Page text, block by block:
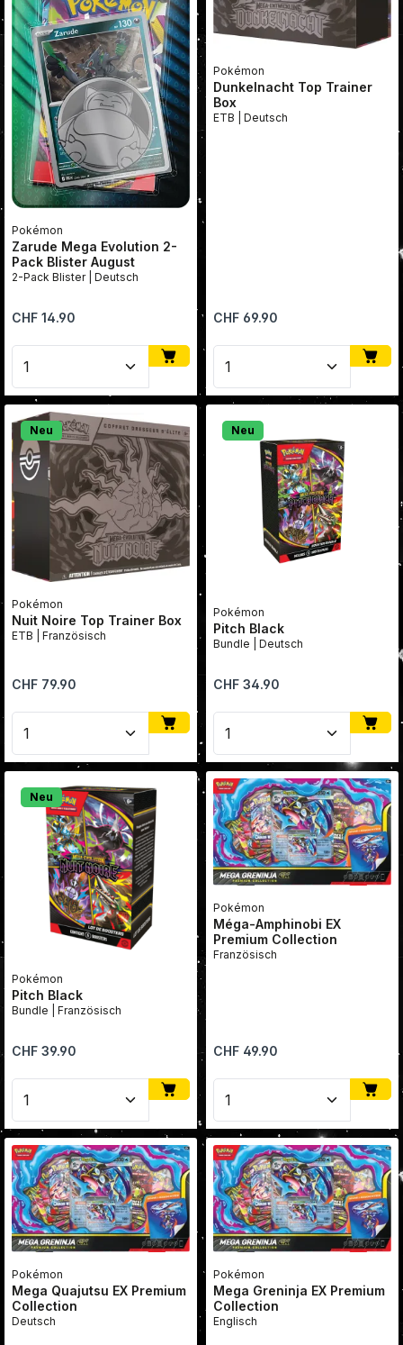
Pokémon
Zarude Mega Evolution 2-
Pack Blister August
2-Pack Blister | Deutsch
Regulärer Preis:
CHF 14.90
Produkt Anzahl: Gib den gewünschten Wert ein
Pokémon
Dunkelnacht Top Trainer
Box
ETB | Deutsch
Regulärer Preis:
CHF 69.90
Produkt Anzahl: Gib
Neu
Pokémon
Nuit Noire Top Trainer Box
ETB | Französisch
Regulärer Preis:
CHF 79.90
Produkt Anzahl: Gib den gewünschten Wert ein
Neu
Pokémon
Pitch Black
Bundle | Deutsch
Regulärer Preis:
CHF 34.90
Produkt Anzahl: Gib
Neu
Pokémon
Pitch Black
Bundle | Französisch
Regulärer Preis:
CHF 39.90
Produkt Anzahl: Gib den gewünschten Wert ein
Pokémon
Méga-Amphinobi EX
Premium Collection
Französisch
Regulärer Preis:
CHF 49.90
Produkt Anzahl: Gib
Pokémon
Mega Quajutsu EX Premium
Collection
Deutsch
Pokémon
Mega Greninja EX Premium
Collection
Englisch